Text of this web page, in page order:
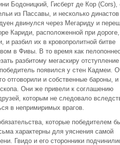
Бодоницкий, Гисберт де Кор (Cors),
из Пассавы, и несколько
двинулся через Мегариду и
Кариди, расположенной при дороге,
разбил их в кровопролитной битве
в Фивы. В то время как
разбитому мегаскиру отступление
появился у стен Кадмеи.
отговорили и собственные бароны, и
Они же привели к соглашению
которым не следовало
в непримиримых врагов.
которые победителем
характерны для уяснения самой
Гвидо и его сторонники